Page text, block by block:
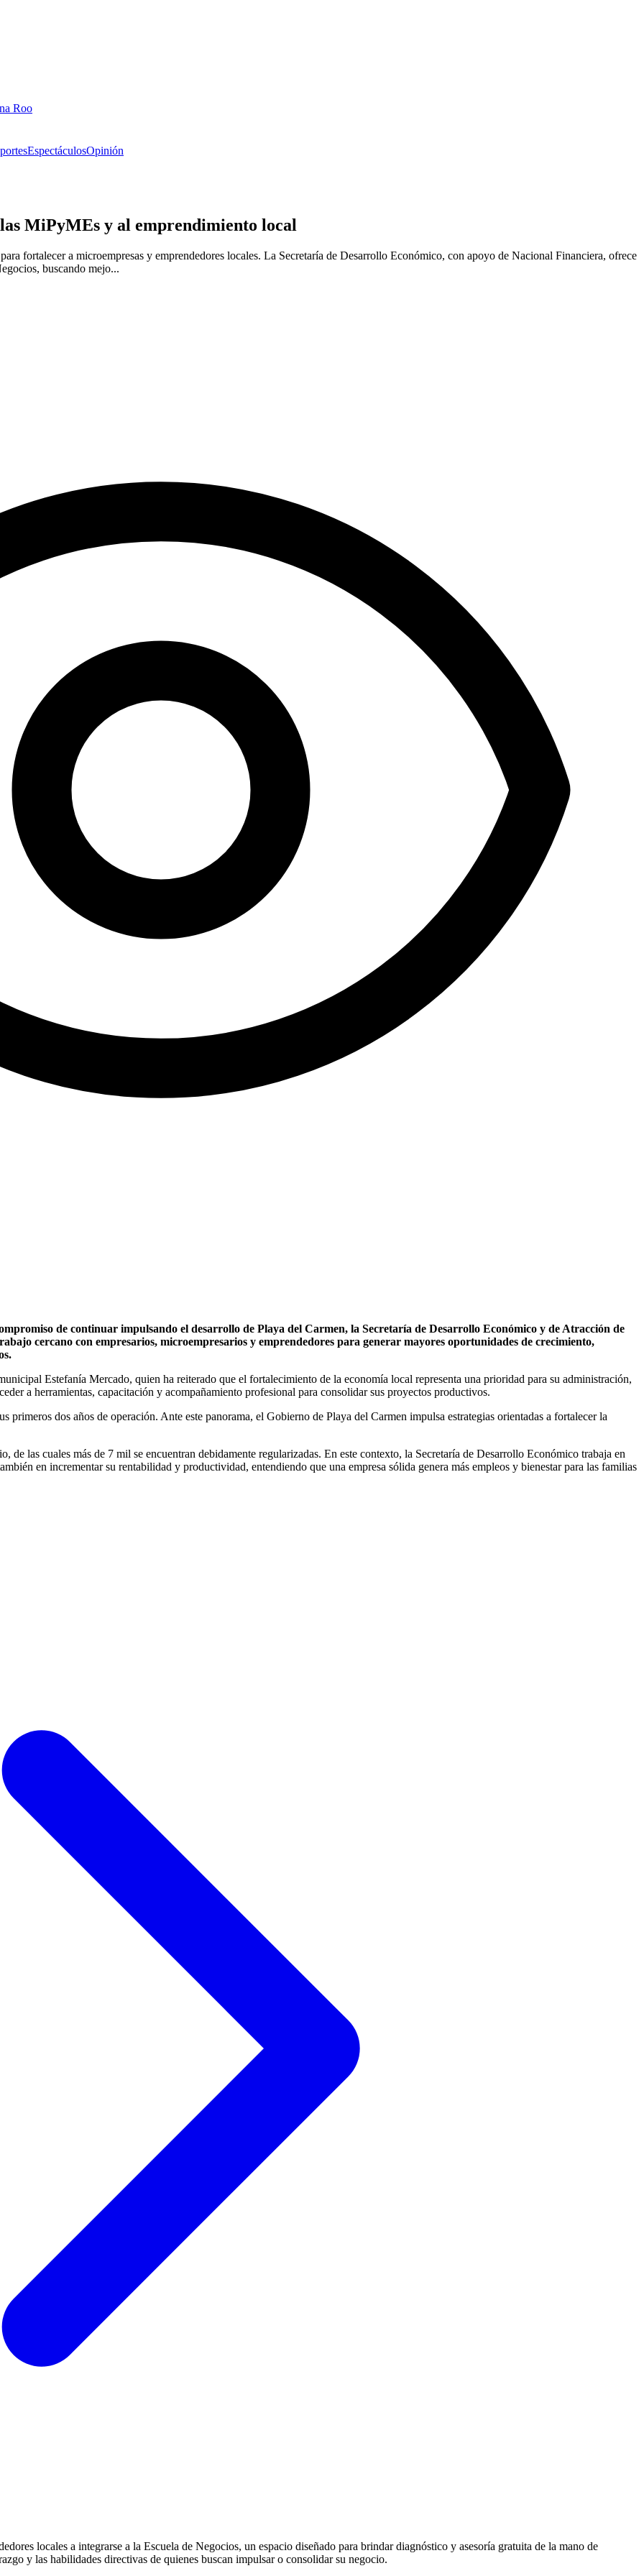
Roo
EspectáculosOpinión
MiPyMEs y al emprendimiento local
fortalecer a microempresas y emprendedores locales. La Secretaría de Desarrollo Económico, con apoyo de Nacional Financiera, ofrece
buscando mejo...
de continuar impulsando el desarrollo de Playa del Carmen, la Secretaría de Desarrollo Económico y de Atracción de
cercano con empresarios, microempresarios y emprendedores para generar mayores oportunidades de crecimiento,
Estefanía Mercado, quien ha reiterado que el fortalecimiento de la economía local representa una prioridad para su administración,
a herramientas, capacitación y acompañamiento profesional para consolidar sus proyectos productivos.
primeros dos años de operación. Ante este panorama, el Gobierno de Playa del Carmen impulsa estrategias orientadas a fortalecer la
de las cuales más de 7 mil se encuentran debidamente regularizadas. En este contexto, la Secretaría de Desarrollo Económico trabaja en
en incrementar su rentabilidad y productividad, entendiendo que una empresa sólida genera más empleos y bienestar para las familias
locales a integrarse a la Escuela de Negocios, un espacio diseñado para brindar diagnóstico y asesoría gratuita de la mano de
y las habilidades directivas de quienes buscan impulsar o consolidar su negocio.